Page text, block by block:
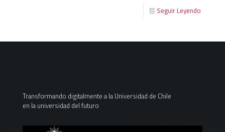
Seguir Leyendo
Transformando digitalmente a la Universidad de Chile
en la universidad del futuro